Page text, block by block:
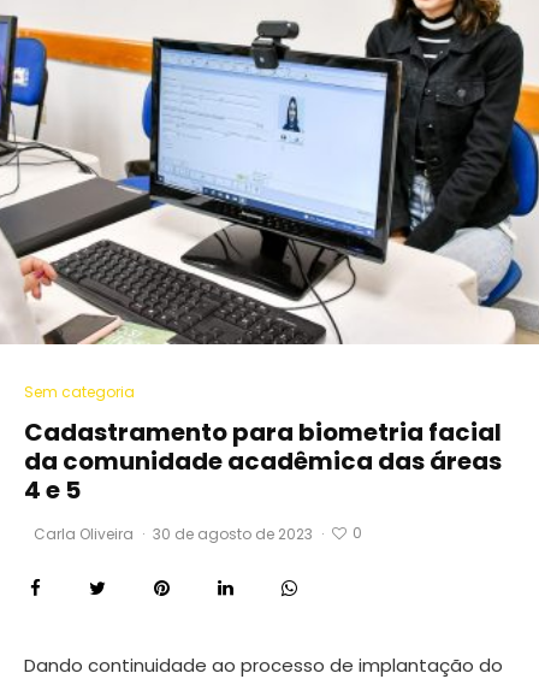
Sem categoria
Cadastramento para biometria facial
da comunidade acadêmica das áreas
4 e 5
Carla Oliveira · 30 de agosto de 2023 · 0
Dando continuidade ao processo de implantação do